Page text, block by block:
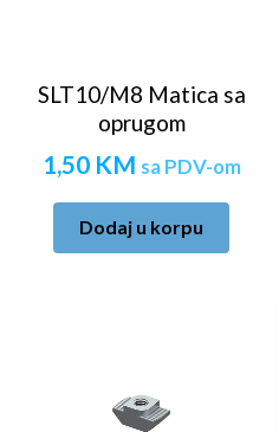
SLT10/M8 Matica sa
oprugom
1,50 KM sa PDV-om
Dodaj u korpu